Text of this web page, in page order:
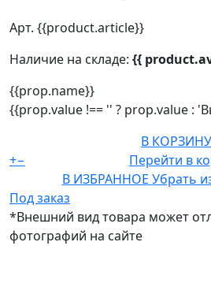
Арт. {{product.article}}
Наличие на складе: {{
{{prop.name}}
{{prop.value !== '' ? prop.value :
В КОРЗИНУ
+−
Перейти в
В ИЗБРАННОЕ Убрать
Под заказ
*Внешний вид товара может
фотографий на сайте